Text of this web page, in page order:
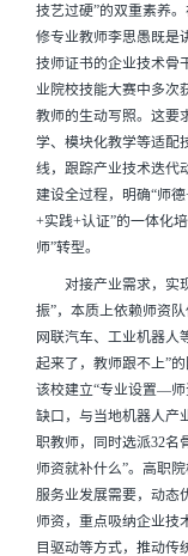
技艺过硬”的双重素养
修专业教师李思愚既是
技师证书的企业技术骨
业院校技能大赛中多次
教师的生动写照。这要
学、模块化教学等适配
线，跟踪产业技术迭代
建设全过程，明确“师
+实践+认证”的一体化
师”转型。
对接产业需求，实
振”，本质上依赖师资
网联汽车、工业机器人
起来了，教师跟不上”
该校建立“专业设置—
缺口，与当地机器人产
职教师，同时选派32名
师资就补什么”。高职
服务业发展需要，动态
师资，重点吸纳企业技
目驱动等方式，推动传